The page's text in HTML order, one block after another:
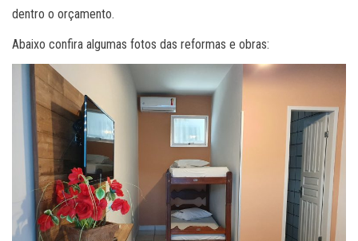
dentro o orçamento.
Abaixo confira algumas fotos das reformas e obras: